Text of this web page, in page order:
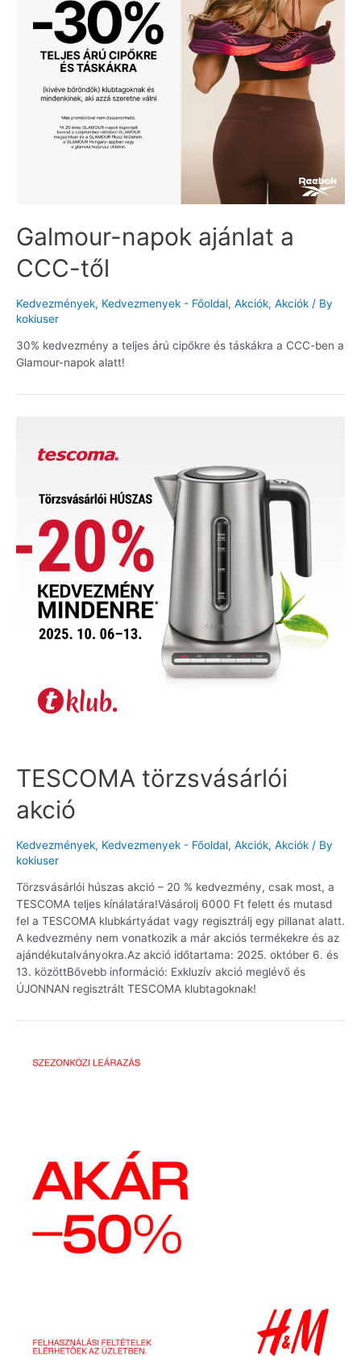
Galmour-napok ajánlat a
CCC-től
Kedvezmények, Kedvezmenyek - Főoldal, Akciók, Akciók / By
kokiuser
30% kedvezmény a teljes árú cipőkre és táskákra a CCC-ben a
Glamour-napok alatt!
TESCOMA törzsvásárlói
akció
Kedvezmények, Kedvezmenyek - Főoldal, Akciók, Akciók / By
kokiuser
Törzsvásárlói húszas akció – 20 % kedvezmény, csak most, a
TESCOMA teljes kínálatára!Vásárolj 6000 Ft felett és mutasd
fel a TESCOMA klubkártyádat vagy regisztrálj egy pillanat alatt.
A kedvezmény nem vonatkozik a már akciós termékekre és az
ajándékutalványokra.Az akció időtartama: 2025. október 6. és
13. közöttBővebb információ: Exkluzív akció meglévő és
ÚJONNAN regisztrált TESCOMA klubtagoknak!